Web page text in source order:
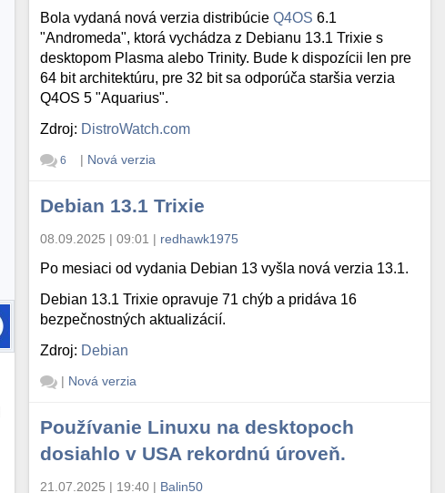
Bola vydaná nová verzia distribúcieQ4OS 6.1
"Andromeda", ktorá vychádza z Debianu 13.1 Trixie s
desktopom Plasma alebo Trinity. Bude k dispozícii len pre
64 bit architektúru, pre 32 bit sa odporúča staršia verzia
Q4OS 5 "Aquarius".
Zdroj: DistroWatch.com
6 | Nová verzia
Debian 13.1 Trixie
08.09.2025 | 09:01 | redhawk1975
Po mesiaci od vydania Debian 13 vyšla nová verzia 13.1.
Debian 13.1 Trixie opravuje 71 chýb a pridáva 16
bezpečnostných aktualizácií.
Zdroj: Debian
| Nová verzia
Používanie Linuxu na desktopoch
dosiahlo v USA rekordnú úroveň.
21.07.2025 | 19:40 | Balin50